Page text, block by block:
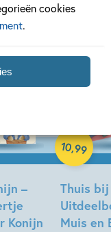
cookies
.
–
Konijn
Thuis
Muis en
10,99
Hardcover